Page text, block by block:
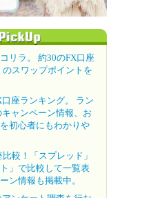
リラ。 約30のFX口座
スワップポイントを
座ランキング。 ラン
ャンペーン情報、お
初心者にもわかりや
較！「スプレッド」
」で比較して一覧表
ン情報も掲載中。